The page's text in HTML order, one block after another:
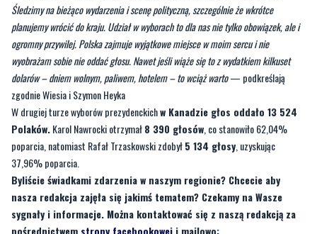
wyobrażam sobie nie oddać głosu. Nawet jeśli wiąże się to z wydatkiem kilkuset
dolarów – dniem wolnym, paliwem, hotelem – to wciąż warto— podkreślają
zgodnie Wiesia i Szymon Heyka
W drugiej turze wyborów prezydenckichw Kanadzie głos oddało 13 524
Polaków.Karol Nawrocki otrzymał8 390 głosów, co stanowiło 62,04%
poparcia, natomiast Rafał Trzaskowski zdobył
37,96% poparcia.
Byliście świadkami zdarzenia w naszym regionie? Chcecie aby
nasza redakcja zajęła się jakimś tematem? Czekamy na Wasze
sygnały i informacje. Można kontaktować się z naszą redakcją za
pośrednictwemstrony facebookoweji mailowo:
redakcja@nadmorski24.pl. Dyżurujemy także pod numerem
telefonu 729 715 670.